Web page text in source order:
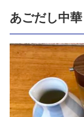
あごだし中